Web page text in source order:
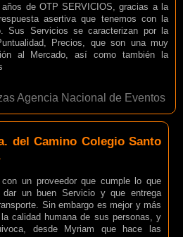
de OTP SERVICIOS, gracias a la
asertiva que tenemos con la
Sus Servicios se caracterizan por la
Precios, que son una muy
al Mercado, así como también la
Agencia Nacional de Eventos
del Camino Colegio Santo
un proveedor que cumple lo que
un buen Servicio y que entrega
Sin embargo es mejor y más
calidad humana de sus personas, y
desde Myriam que hace las